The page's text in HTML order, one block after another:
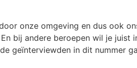
onze omgeving en dus ook
bij andere beroepen wil je juist
geïnterviewden in dit nummer